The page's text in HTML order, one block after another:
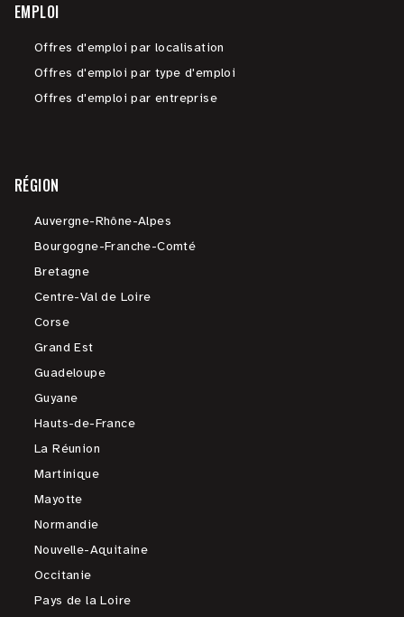
EMPLOI
Offres d'emploi par localisation
Offres d'emploi par type d'emploi
Offres d'emploi par entreprise
RÉGION
Auvergne-Rhône-Alpes
Bourgogne-Franche-Comté
Bretagne
Centre-Val de Loire
Corse
Grand Est
Guadeloupe
Guyane
Hauts-de-France
La Réunion
Martinique
Mayotte
Normandie
Nouvelle-Aquitaine
Occitanie
Pays de la Loire